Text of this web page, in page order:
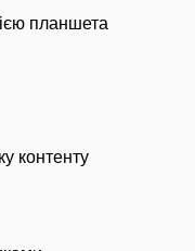
планшета
контенту